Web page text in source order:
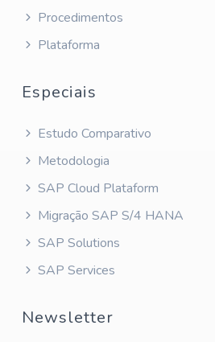
Procedimentos
Plataforma
Especiais
Estudo Comparativo
Metodologia
SAP Cloud Plataform
Migração SAP S/4 HANA
SAP Solutions
SAP Services
Newsletter